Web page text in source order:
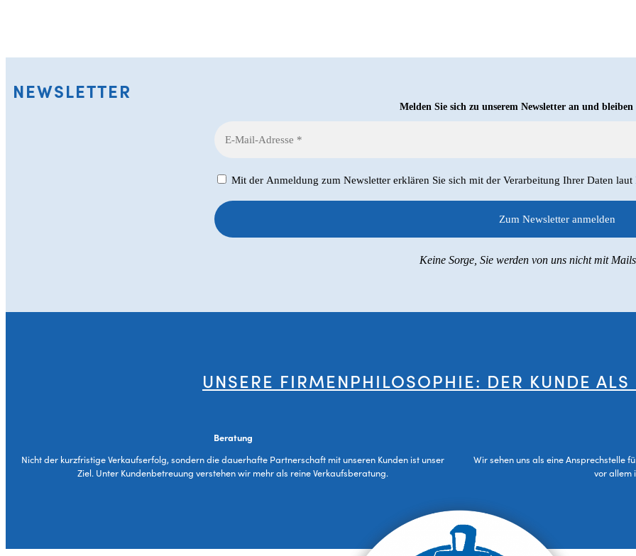
NEWSLETTER
Melden Sie sich zu unserem Newsletter an und
Mit der Anmeldung zum Newsletter erklären Sie sich mit der Verarbeitung Ihrer Daten laut
Keine Sorge, Sie werden von uns nicht mit
UNSERE FIRMENPHILOSOPHIE: DER KUNDE ALS
Beratung
Nicht der kurzfristige Verkaufserfolg, sondern die dauerhafte Partnerschaft mit unseren Kunden ist unser
Ziel. Unter Kundenbetreuung verstehen wir mehr als reine Verkaufsberatung.
Wir sehen uns als eine Ansprechstelle
vor allem